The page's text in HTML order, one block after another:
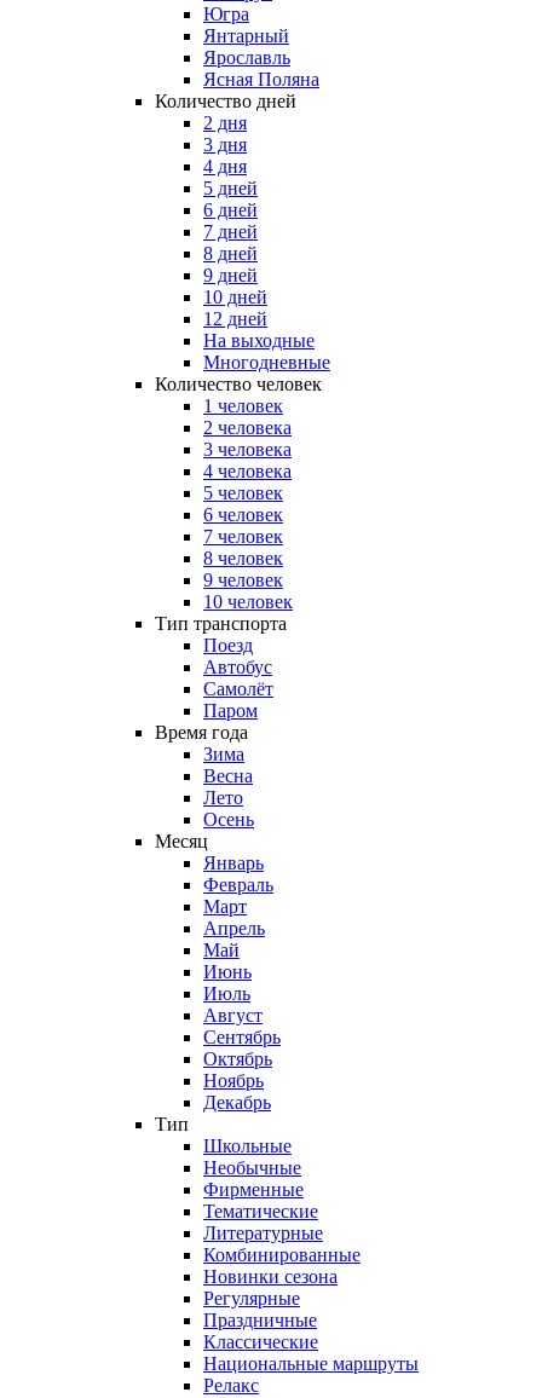
Югра
Янтарный
Ярославль
Ясная Поляна
Количество дней
2 дня
3 дня
4 дня
5 дней
6 дней
7 дней
8 дней
9 дней
10 дней
12 дней
На выходные
Многодневные
Количество человек
1 человек
2 человека
3 человека
4 человека
5 человек
6 человек
7 человек
8 человек
9 человек
10 человек
Тип транспорта
Поезд
Автобус
Самолёт
Паром
Время года
Зима
Весна
Лето
Осень
Месяц
Январь
Февраль
Март
Апрель
Май
Июнь
Июль
Август
Сентябрь
Октябрь
Ноябрь
Декабрь
Тип
Школьные
Необычные
Фирменные
Тематические
Литературные
Комбинированные
Новинки сезона
Регулярные
Праздничные
Классические
Национальные маршруты
Релакс